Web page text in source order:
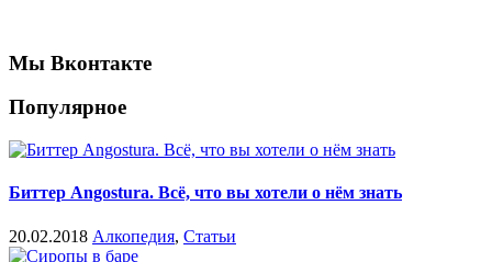
Мы Вконтакте
Популярное
Биттер Angostura. Всё, что вы хотели о нём знать
20.02.2018 Алкопедия, Статьи